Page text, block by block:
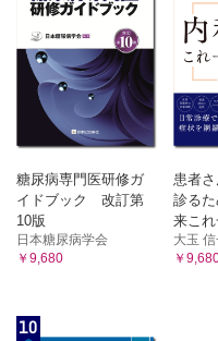
糖尿病専門医研修ガ
イドブック 改訂第
10版
日本糖尿病学会
￥9,680
患者
診る
来こ
大玉
￥
10